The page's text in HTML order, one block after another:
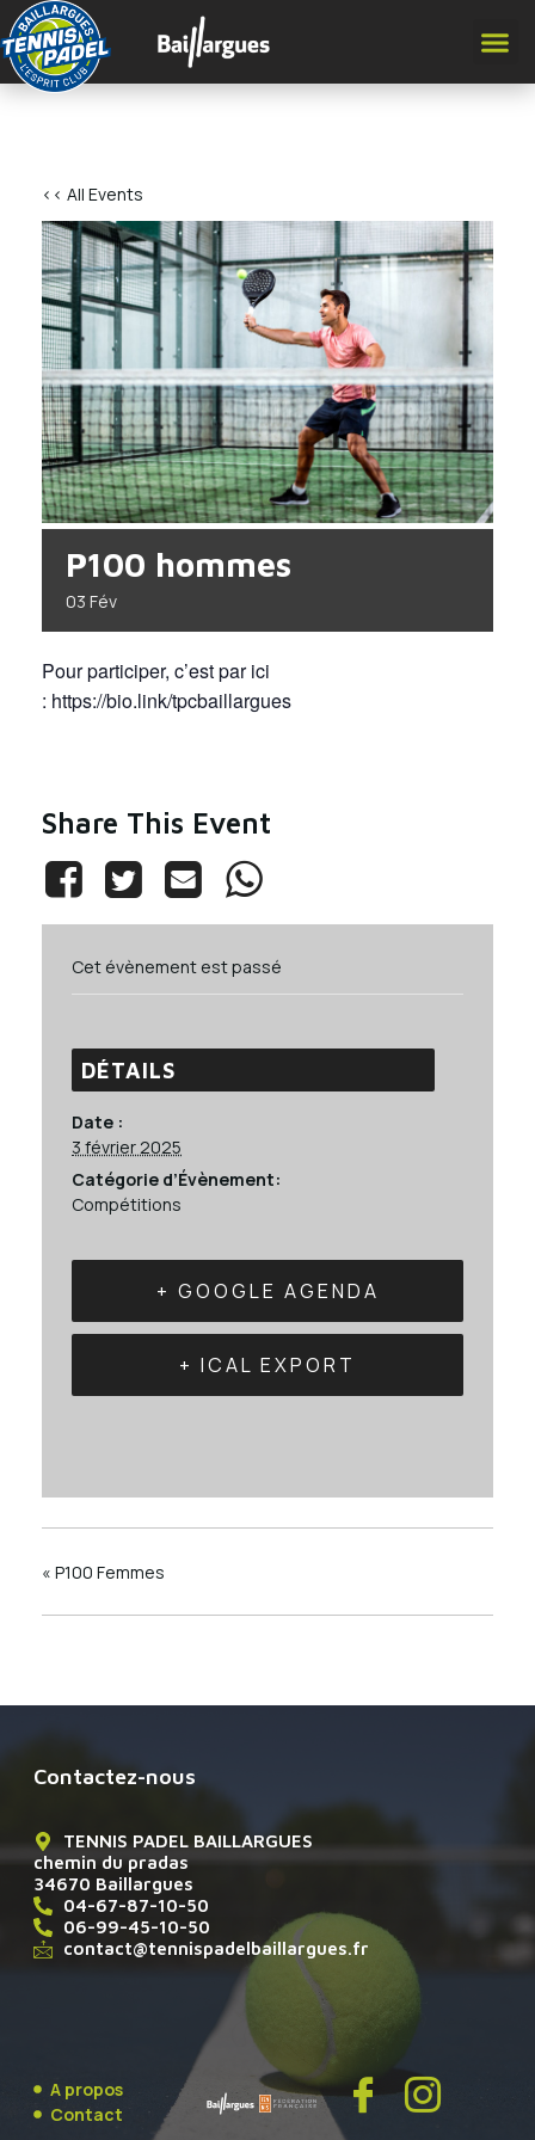
<< All Events
P100 hommes
03 Fév
Pour participer, c’est par ici
: https://bio.link/tpcbaillargues
Share This Event
Cet évènement est passé
DÉTAILS
Date :
3 février 2025
Catégorie d’Évènement:
Compétitions
+ GOOGLE AGENDA
+ ICAL EXPORT
« P100 Femmes
Contactez-nous
TENNIS PADEL BAILLARGUES
chemin du pradas
34670 Baillargues
04-67-87-10-50
06-99-45-10-50
contact@tennispadelbaillargues.fr
A propos
Contact